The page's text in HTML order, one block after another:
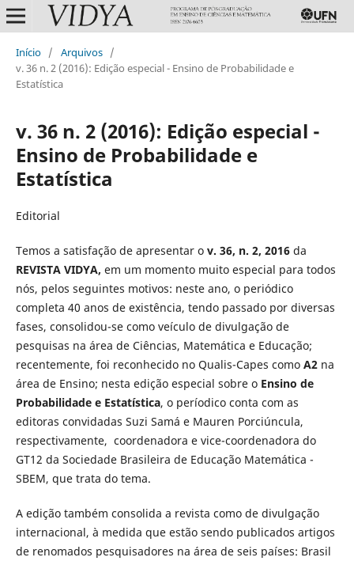
Início / Arquivos /
v. 36 n. 2 (2016): Edição especial - Ensino de Probabilidade e
Estatística
v. 36 n. 2 (2016): Edição especial -
Ensino de Probabilidade e
Estatística
Editorial
Temos a satisfação de apresentar o v. 36, n. 2, 2016da
REVISTA VIDYA, em um momento muito especial para todos
nós, pelos seguintes motivos: neste ano, o periódico
completa 40 anos de existência, tendo passado por diversas
fases, consolidou-se como veículo de divulgação de
pesquisas na área de Ciências, Matemática e Educação;
recentemente, foi reconhecido no Qualis-Capes como A2na
área de Ensino; nesta edição especial sobre o Ensino de
Probabilidade e Estatística, o períodico conta com as
editoras convidadas Suzi Samá e Mauren Porciúncula,
respectivamente, coordenadora e vice-coordenadora do
GT12 da Sociedade Brasileira de Educação Matemática -
SBEM, que trata do tema.
A edição também consolida a revista como de divulgação
internacional, à medida que estão sendo publicados artigos
de renomados pesquisadores na área de seis países: Brasil